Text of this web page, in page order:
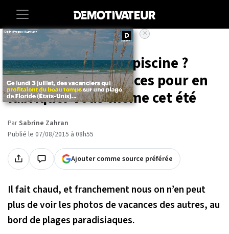
Accueil Insolite
Vous n'avez pas de piscine ?
Voilà quelques astuces pour en
fabriquer vous-même cet été
ParSabrine Zahran
Publié le 07/08/2015 à 08h55
Ajouter comme source préférée
Il fait chaud, et franchement nous on n’en peut
plus de voir les photos de vacances des autres, au
bord de plages paradisiaques.
×